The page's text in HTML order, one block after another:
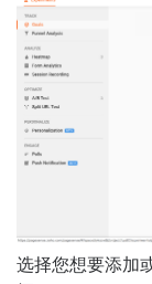
选择您想要添加